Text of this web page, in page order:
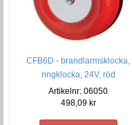
CFB6D - brandlarmsklocka,
ringklocka, 24V, röd
Artikelnr: 06050
498,09 kr